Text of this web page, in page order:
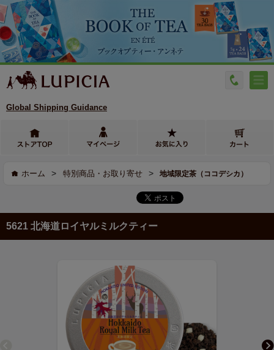
Global Shipping Guidance
ホーム > 特別商品・お取り寄せ > 地域限定茶（ココデシカ）
5621 北海道ロイヤルミルクティー